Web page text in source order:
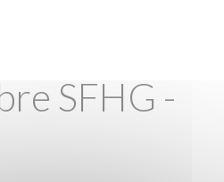
SFHG -